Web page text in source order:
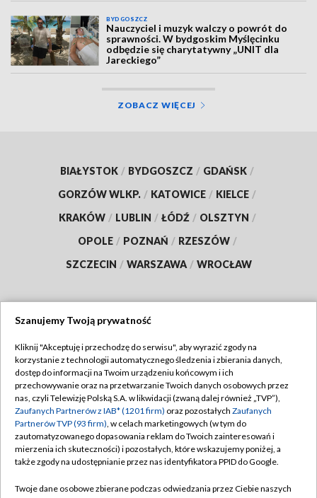
BYDGOSZCZ
Nauczyciel i muzyk walczy o powrót do
sprawności. W bydgoskim Myślęcinku
odbędzie się charytatywny „UNIT dla
Jareckiego”
ZOBACZ WIĘCEJ
BIAŁYSTOK / BYDGOSZCZ / GDAŃSK /
GORZÓW WLKP. / KATOWICE / KIELCE /
KRAKÓW / LUBLIN / ŁÓDŹ / OLSZTYN /
OPOLE / POZNAŃ / RZESZÓW /
SZCZECIN / WARSZAWA / WROCŁAW
TVP
Abonament TVP
Emisja w TVP
Centrum informacji TVP
Naziemna Telewizja Cyfrowa
Regulamin TVP
Polityka prywatności
Moje zgody
Pomoc
Szanujemy Twoją prywatność
Kliknij "Akceptuję i przechodzę do serwisu", aby wyrazić zgody na
korzystanie z technologii automatycznego śledzenia i zbierania danych,
dostęp do informacji na Twoim urządzeniu końcowym i ich
przechowywanie oraz na przetwarzanie Twoich danych osobowych przez
nas, czyli Telewizję Polską S.A. w likwidacji (zwaną dalej również „TVP”),
Zaufanych Partnerów z IAB* (1201 firm) oraz pozostałych Zaufanych
Partnerów TVP (93 firm), w celach marketingowych (w tym do
zautomatyzowanego dopasowania reklam do Twoich zainteresowań i
mierzenia ich skuteczności) i pozostałych, które wskazujemy poniżej, a
także zgody na udostępnianie przez nas identyfikatora PPID do Google.
Twoje dane osobowe zbierane podczas odwiedzania przez Ciebie naszych